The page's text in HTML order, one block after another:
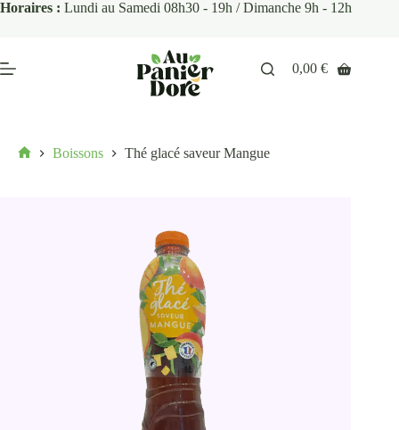
Horaires : Lundi au Samedi 08h30 - 19h / Dimanche 9h - 12h
0,00€
Boissons Thé glacé saveur Mangue